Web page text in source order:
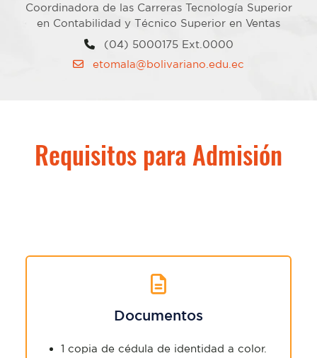
Coordinadora de las Carreras Tecnología Superior
en Contabilidad y Técnico Superior en Ventas
(04) 5000175 Ext.0000
etomala@bolivariano.edu.ec
Requisitos para Admisión
Documentos
1 copia de cédula de identidad a color.